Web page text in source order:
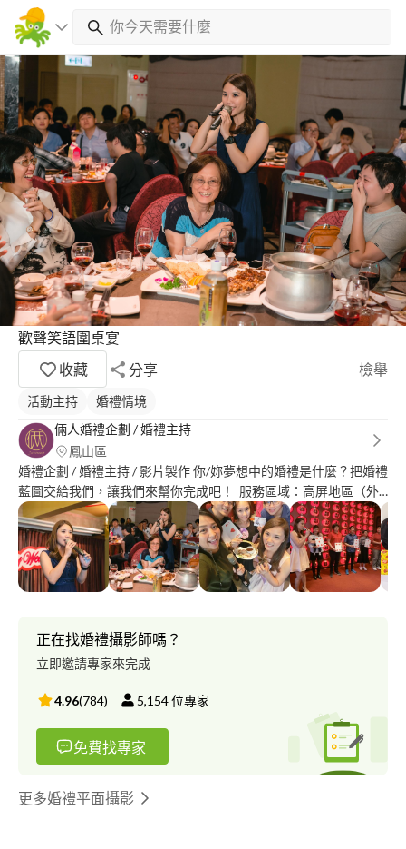
歡聲笑語圍桌宴
收藏
分享 檢舉
活動主持
婚禮情境
倆人婚禮企劃 / 婚禮主持
鳳山區
婚禮企劃 / 婚禮主持 / 影片製作 你/妳夢想中的婚禮是什麼？把婚禮
藍圖交給我們，讓我們來幫你完成吧！ 服務區域：高屏地區（外
縣市地區實報實銷車馬費） ＊婚禮企劃 宴會流程規劃及彩排、賓
客互動安排、進場動線擬定、傳統儀式引導及婚禮相關建議。 ＊
婚禮主持 宴會主持人，依照活動流程及新人期望風格，維持宴會
活動氣氛，呈現專屬於你/妳的兩人故事。 ＊婚禮影音製作 婚禮影
片製作、宴會流程音樂剪接及安排，擔任宴會音控人員，與現場活
議 婚禮佈置、婚禮攝影、宴會地點......等相關婚禮建議。 兩人的婚
禮，「倆人」幫你/妳實現 點選➡️ http://q-r.to/balxbO 前往整合平
台，完整了解「倆人婚禮」 ✨推薦文：
http://verywed.com/forum/expexch/3136094.html
http://verywed.com/forum/expexch/3136888.html ✨作品參考：
https://www.youtube.com/watch?v=H1-nV9baxbk（第一視角-內
涵主持片段） https://www.youtube.com/watch?
正在找婚禮攝影師嗎？
立即邀請專家來完成
4.96(784) 5,154位專家
免費找專家
更多婚禮平面攝影